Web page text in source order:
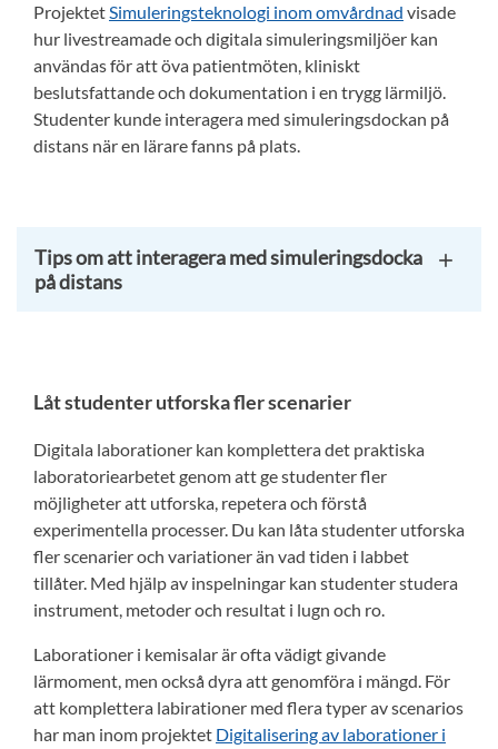
ProjektetSimuleringsteknologi inom omvårdnad visade
hur livestreamade och digitala simuleringsmiljöer kan
användas för att öva patientmöten, kliniskt
beslutsfattande och dokumentation i en trygg lärmiljö.
Studenter kunde interagera med simuleringsdockan på
distans när en lärare fanns på plats.
Tips om att interagera med simuleringsdocka
på distans
Låt studenter utforska fler scenarier
Digitala laborationer kan komplettera det praktiska
laboratoriearbetet genom att ge studenter fler
möjligheter att utforska, repetera och förstå
experimentella processer. Du kan låta studenter utforska
fler scenarier och variationer än vad tiden i labbet
tillåter. Med hjälp av inspelningar kan studenter studera
instrument, metoder och resultat i lugn och ro.
Laborationer i kemisalar är ofta vädigt givande
lärmoment, men också dyra att genomföra i mängd. För
att komplettera labirationer med flera typer av scenarios
har man inom projektet Digitalisering av laborationer i